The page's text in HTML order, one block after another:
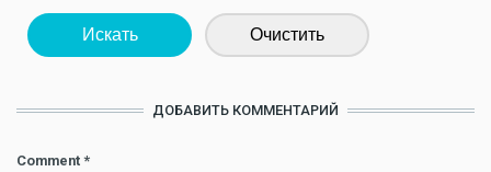
Искать Очистить
ДОБАВИТЬ КОММЕНТАРИЙ
Comment *